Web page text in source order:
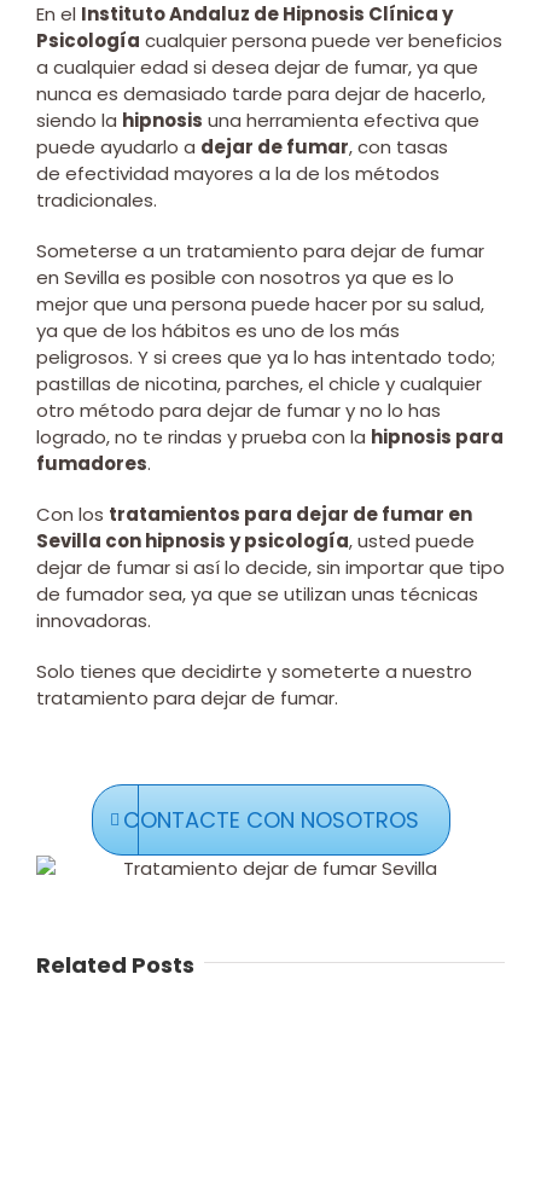
En el Instituto Andaluz de Hipnosis Clínica y
Psicología cualquier persona puede ver beneficios
a cualquier edad si desea dejar de fumar, ya que
nunca es demasiado tarde para dejar de hacerlo,
siendo la hipnosis una herramienta efectiva que
puede ayudarlo a dejar de fumar, con tasas
de efectividad mayores a la de los métodos
tradicionales.
Someterse a un tratamiento para dejar de fumar
en Sevilla es posible con nosotros ya que es lo
mejor que una persona puede hacer por su salud,
ya que de los hábitos es uno de los más
peligrosos. Y si crees que ya lo has intentado todo;
pastillas de nicotina, parches, el chicle y cualquier
otro método para dejar de fumar y no lo has
logrado, no te rindas y prueba con la hipnosis para
fumadores.
Con los tratamientos para dejar de fumar en
Sevilla con hipnosis y psicología, usted puede
dejar de fumar si así lo decide, sin importar que tipo
de fumador sea, ya que se utilizan unas técnicas
innovadoras.
Solo tienes que decidirte y someterte a nuestro
tratamiento para dejar de fumar.
CONTACTE CON NOSOTROS
Related Posts